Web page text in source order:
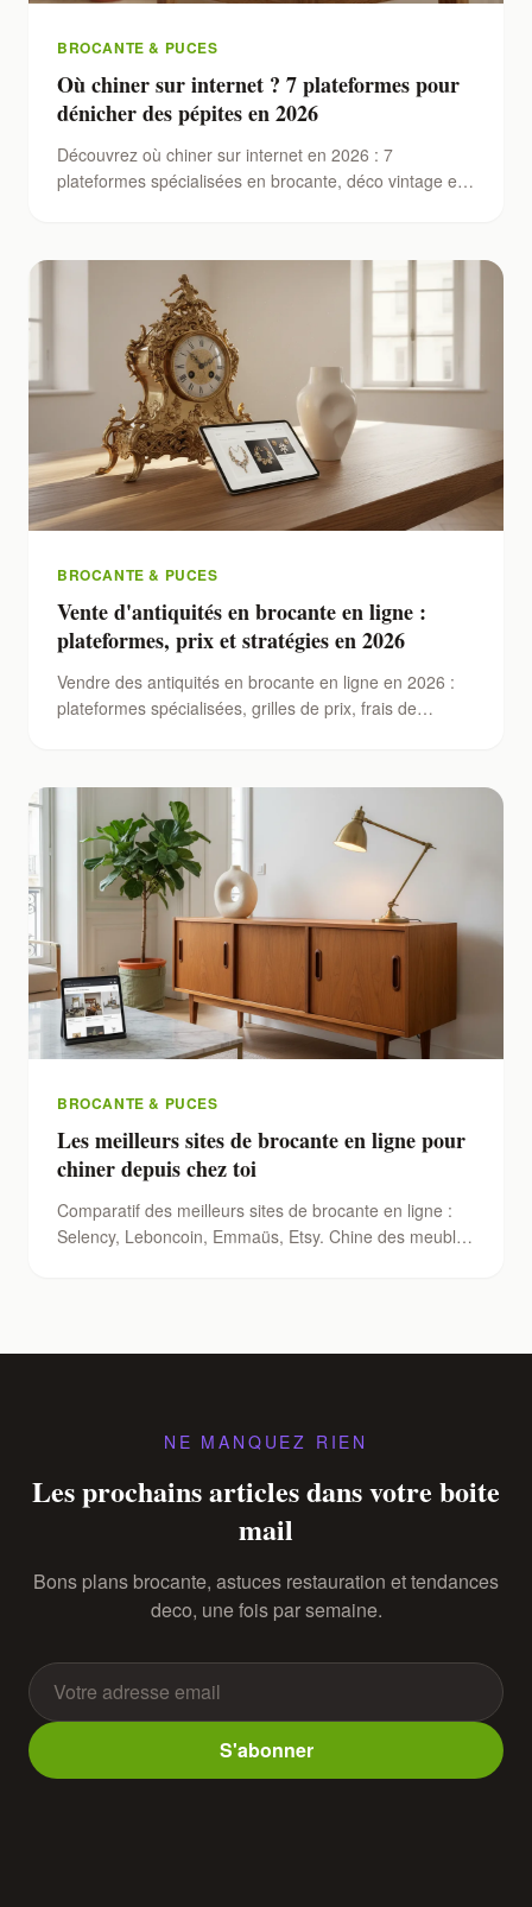
BROCANTE & PUCES
Où chiner sur internet ? 7 plateformes pour
dénicher des pépites en 2026
Découvrez où chiner sur internet en 2026 : 7
plateformes spécialisées en brocante, déco vintage et
BROCANTE & PUCES
Vente d'antiquités en brocante en ligne :
plateformes, prix et stratégies en 2026
Vendre des antiquités en brocante en ligne en 2026 :
plateformes spécialisées, grilles de prix, frais de
BROCANTE & PUCES
Les meilleurs sites de brocante en ligne pour
chiner depuis chez toi
Comparatif des meilleurs sites de brocante en ligne :
Selency, Leboncoin, Emmaüs, Etsy. Chine des meubles
NE MANQUEZ RIEN
Les prochains articles dans votre boite
mail
Bons plans brocante, astuces restauration et tendances
deco, une fois par semaine.
S'abonner